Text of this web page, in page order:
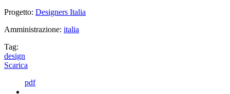
Progetto: Designers Italia
Amministrazione: italia
Tag:
design
Scarica
pdf